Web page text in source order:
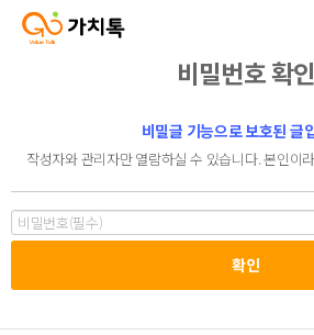
비밀번호 확인
비밀글 기능으로 보호된 글
작성자와 관리자만 열람하실 수 있습니다. 본인이